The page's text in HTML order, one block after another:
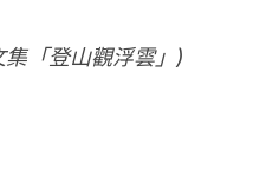
「登山觀浮雲」)